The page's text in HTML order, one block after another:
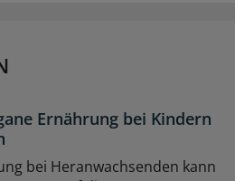
Ernährung bei Kindern
bei Heranwachsenden kann